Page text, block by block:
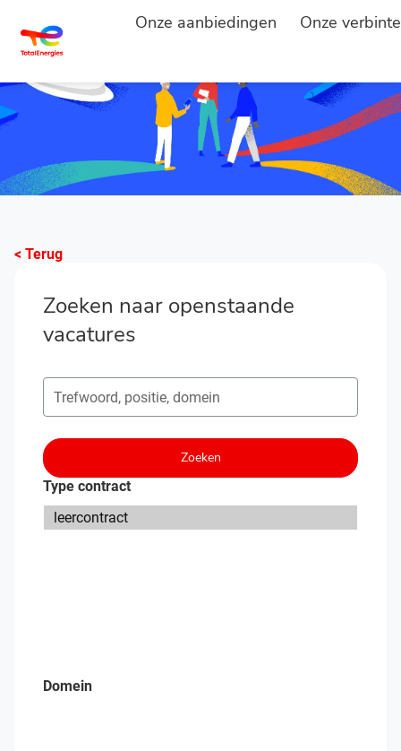
Onze aanbiedingen Onze
< Terug
Zoeken naar openstaande
vacatures
Zoeken naar open posities
Zoeken
Type contract
Domein